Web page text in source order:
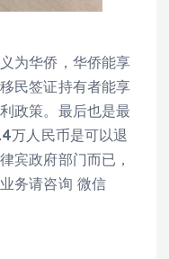
为华侨，华侨能享
民签证持有者能享
政策。最后也是最
万人民币是可以退
宾政府部门而已，
务请咨询 微信